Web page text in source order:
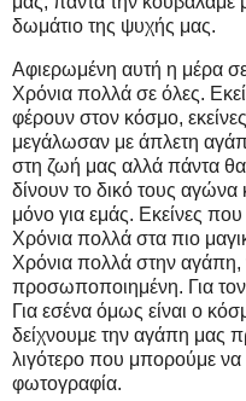
δωμάτιο της ψυχής μας.
Αφιερωμένη αυτή η μέρα
Χρόνια πολλά σε όλες.
φέρουν στον κόσμο,
μεγάλωσαν με άπλετη
στη ζωή μας αλλά πάντα θα
δίνουν το δικό τους αγώνα
μόνο για εμάς. Εκείνες που
Χρόνια πολλά στα πιο
Χρόνια πολλά στην αγάπη,
προσωποποιημένη. Για
Για εσένα όμως είναι ο
δείχνουμε την αγάπη μας
λιγότερο που μπορούμε να
φωτογραφία.